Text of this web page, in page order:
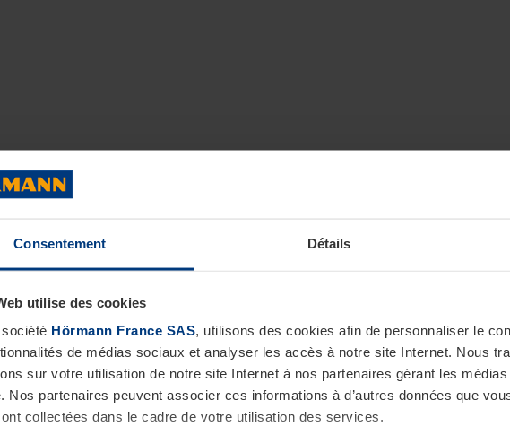
Consentement Détails
utilise des cookies
Hörmann France SAS, utilisons des cookies afin de personnaliser le
de médias sociaux et analyser les accès à notre site Internet. Nous
sur votre utilisation de notre site Internet à nos partenaires gérant les
Nos partenaires peuvent associer ces informations à d’autres données que
ont collectées dans le cadre de votre utilisation des services.